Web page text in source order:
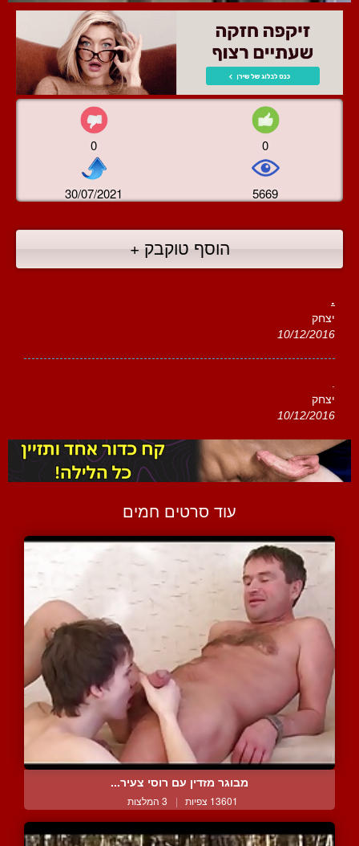
0 0
30/07/2021 5669
הוסף טוקבק +
.
יצחק
10/12/2016
יצחק
10/12/2016
עוד סרטים חמים
מבוגר מזדין עם רוסי צעיר...
13601 צפיות | 3 המלצות